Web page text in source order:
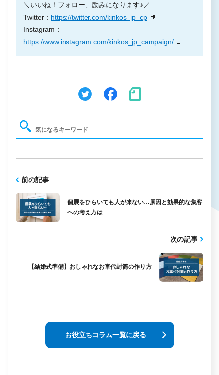
＼いいね！フォロー、励みになります♪／
Twitter： https://twitter.com/kinkos_jp_cp
Instagram：
https://www.instagram.com/kinkos_jp_campaign/
前の記事
個展をひらいても人が来ない…原因と効果的な集客
への考え方は
次の記事
【結婚式準備】おしゃれなお車代封筒の作り方
お役立ちコラム一覧に戻る